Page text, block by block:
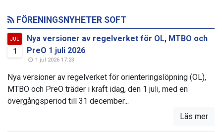
FÖRENINGSNYHETER SOFT
JUL
1
Nya versioner av regelverket för OL, MTBO och
PreO 1 juli 2026
1 jul 2026 17:23
Nya versioner av regelverket för orienteringslöpning (OL),
MTBO och PreO träder i kraft idag, den 1 juli, med en
övergångsperiod till 31 december...
Läs mer